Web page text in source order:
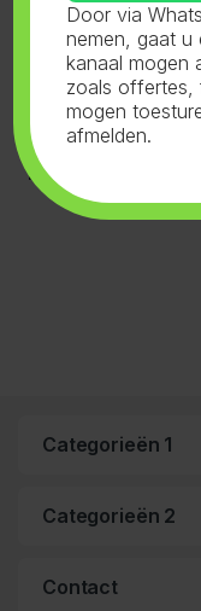
Plug Prikker
Kweektafels
Categorieën 1
Categorieën 2
Contact
Door via
nemen, gaat u
kanaal mogen
zoals offertes,
mogen
afmelden.